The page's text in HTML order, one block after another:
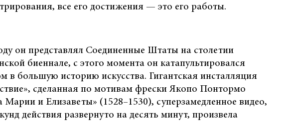
все его достижения — это его работы.
он представлял Соединенные Штаты на столетии
биеннале, с этого момента он катапультировался
в большую историю искусства. Гигантская инсталляция
сделанная по мотивам фрески Якопо Понтормо
Марии и Елизаветы» (1528–1530), суперзамедленное видео,
действия развернуто на десять минут, произвела